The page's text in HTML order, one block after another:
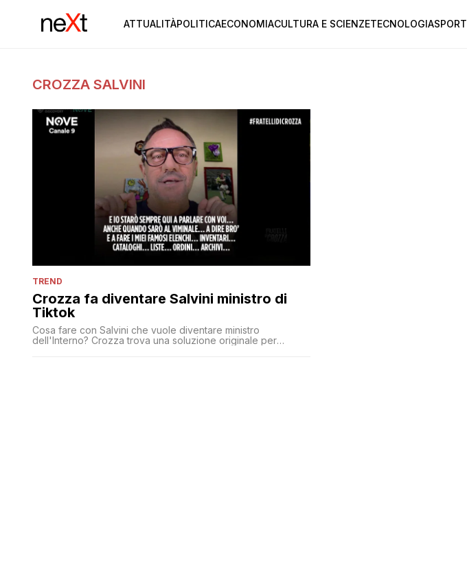
ATTUALITÀPOLITICAECONOMIACULTURA E SCIENZETECNOLOGIASPORT
CROZZA SALVINI
TREND
Crozza fa diventare Salvini ministro di
Tiktok
Cosa fare con Salvini che vuole diventare ministro
dell'Interno? Crozza trova una soluzione originale per